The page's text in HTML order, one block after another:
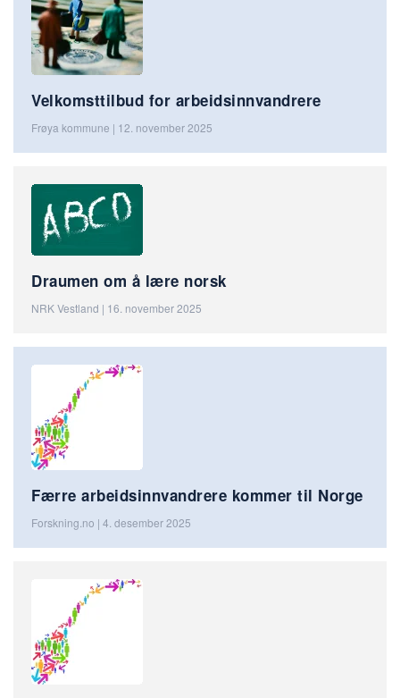
Velkomsttilbud for arbeidsinnvandrere
Frøya kommune | 12. november 2025
Draumen om å lære norsk
NRK Vestland | 16. november 2025
Færre arbeidsinnvandrere kommer til Norge
Forskning.no | 4. desember 2025